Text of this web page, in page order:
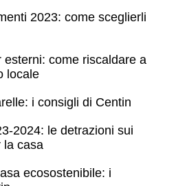
2023: come sceglierli
esterni: come riscaldare a
locale
i consigli di Centin
2024: le detrazioni sui
la casa
ecosostenibile: i